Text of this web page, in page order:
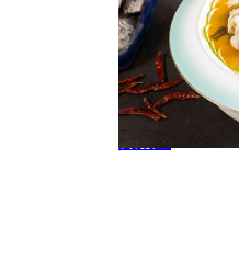
酸菜鱼